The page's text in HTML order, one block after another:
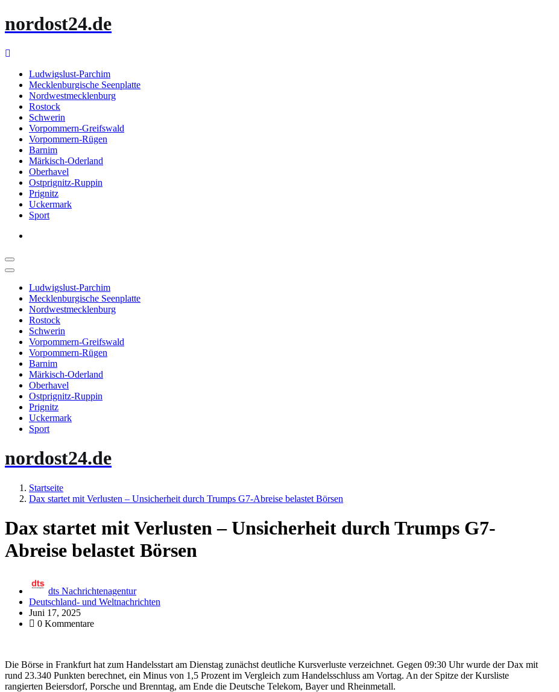
Inhalt
nordost24.de
Ludwigslust-Parchim
Mecklenburgische Seenplatte
Nordwestmecklenburg
Rostock
Schwerin
Vorpommern-Greifswald
Vorpommern-Rügen
Barnim
Märkisch-Oderland
Oberhavel
Ostprignitz-Ruppin
Prignitz
Uckermark
Sport
Ludwigslust-Parchim
Mecklenburgische Seenplatte
Nordwestmecklenburg
Rostock
Schwerin
Vorpommern-Greifswald
Vorpommern-Rügen
Barnim
Märkisch-Oderland
Oberhavel
Ostprignitz-Ruppin
Prignitz
Uckermark
Sport
nordost24.de
Startseite
Dax startet mit Verlusten – Unsicherheit durch Trumps G7-Abreise belastet Börsen
Dax startet mit Verlusten – Unsicherheit durch Trumps G7-
Abreise belastet Börsen
dts Nachrichtenagentur
Deutschland- und Weltnachrichten
Juni 17, 2025
0 Kommentare
Die Börse in Frankfurt hat zum Handelsstart am Dienstag zunächst deutliche Kursverluste verzeichnet. Gegen 09:30 Uhr wurde der Dax mit
rund 23.340 Punkten berechnet, ein Minus von 1,5 Prozent im Vergleich zum Handelsschluss am Vortag. An der Spitze der Kursliste
rangierten Beiersdorf, Porsche und Brenntag, am Ende die Deutsche Telekom, Bayer und Rheinmetall.